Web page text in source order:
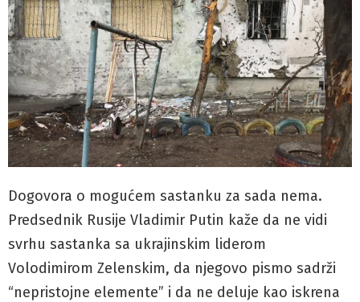
Dogovora o mogućem sastanku za sada nema.
Predsednik Rusije Vladimir Putin kaže da ne vidi
svrhu sastanka sa ukrajinskim liderom
Volodimirom Zelenskim, da njegovo pismo sadrži
“nepristojne elemente” i da ne deluje kao iskrena